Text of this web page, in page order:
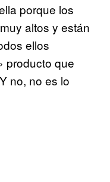
porque los
altos y están
ellos
producto que
no, no es lo